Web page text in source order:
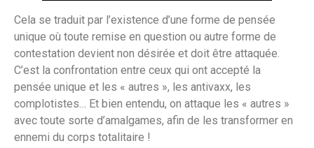
Cela se traduit par l’existence d’une forme de pensée
unique où toute remise en question ou autre forme de
contestation devient non désirée et doit être attaquée.
C’est la confrontation entre ceux qui ont accepté la
pensée unique et les « autres », les antivaxx, les
complotistes… Et bien entendu, on attaque les « autres »
avec toute sorte d’amalgames, afin de les transformer en
ennemi du corps totalitaire !